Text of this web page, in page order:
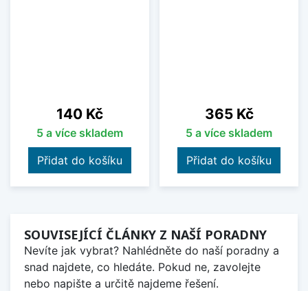
Cena
140 Kč
5 a více skladem
Přidat do košíku
Cena
365 Kč
5 a více skladem
Přidat do košíku
SOUVISEJÍCÍ ČLÁNKY Z NAŠÍ PORADNY
Nevíte jak vybrat? Nahlédněte do naší poradny a
snad najdete, co hledáte. Pokud ne, zavolejte
nebo napište a určitě najdeme řešení.